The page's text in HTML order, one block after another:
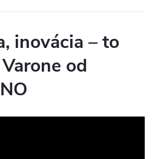
inovácia – to
od